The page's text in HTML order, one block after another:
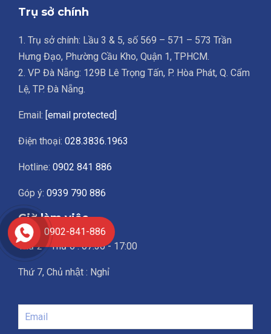
Trụ sở chính
1. Trụ sở chính: Lầu 3 & 5, số 569 – 571 – 573 Trần
Hưng Đạo, Phường Cầu Kho, Quận 1, TPHCM.
2. VP Đà Nẵng: 129B Lê Trọng Tấn, P. Hòa Phát, Q. Cẩm
Lệ, TP. Đà Nẵng.
Email: [email protected]
Điện thoại: 028.3836.1963
Hotline: 0902 841 886
Góp ý: 0939 790 886
Giờ làm việc
Thứ 2 - Thứ 6 : 07:30 - 17:00
Thứ 7, Chủ nhật : Nghỉ
0902-841-886